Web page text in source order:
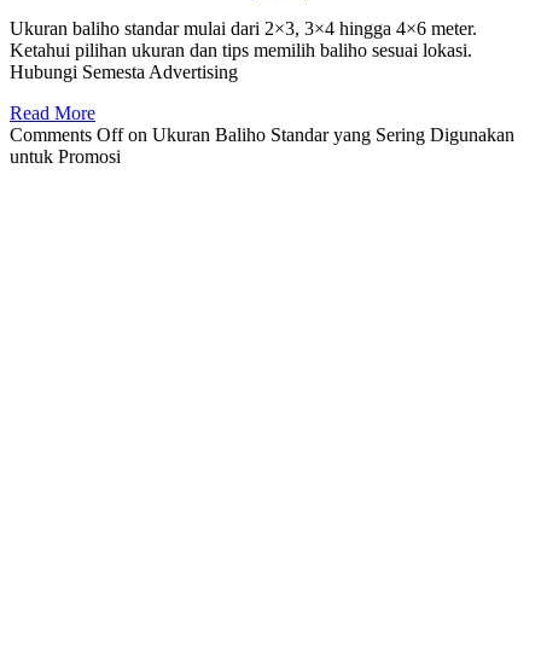
Ukuran baliho standar mulai dari 2×3, 3×4 hingga 4×6 meter.
Ketahui pilihan ukuran dan tips memilih baliho sesuai lokasi.
Hubungi Semesta Advertising
Read More
Comments Offon Ukuran Baliho Standar yang Sering Digunakan
untuk Promosi